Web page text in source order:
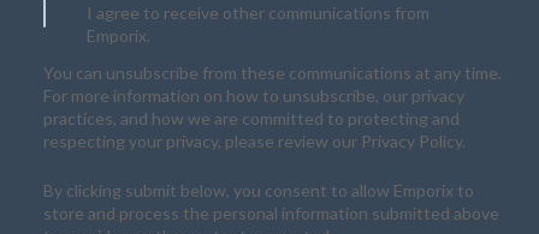
I agree to receive other communications from
Emporix.
You can unsubscribe from these communications at any time.
For more information on how to unsubscribe, our privacy
practices, and how we are committed to protecting and
respecting your privacy, please review our Privacy Policy.
By clicking submit below, you consent to allow Emporix to
store and process the personal information submitted above